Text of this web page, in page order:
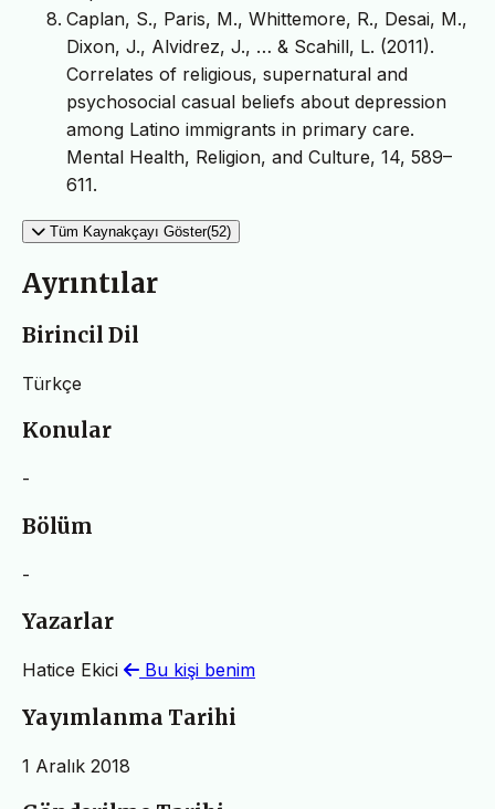
Caplan, S., Paris, M., Whittemore, R., Desai, M.,
Dixon, J., Alvidrez, J., … & Scahill, L. (2011).
Correlates of religious, supernatural and
psychosocial casual beliefs about depression
among Latino immigrants in primary care.
Mental Health, Religion, and Culture, 14, 589–
611.
Tüm Kaynakçayı Göster(52)
Ayrıntılar
Birincil Dil
Türkçe
Konular
-
Bölüm
-
Yazarlar
Hatice Ekici Bu kişi benim
Yayımlanma Tarihi
1 Aralık 2018